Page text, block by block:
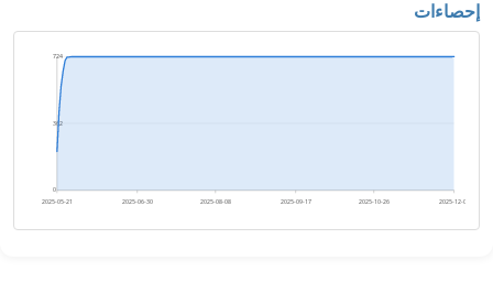
إحصاءات
0
362
724
2025-05-21 2025-06-30 2025-08-08 2025-09-17 2025-10-26 2025-12-05